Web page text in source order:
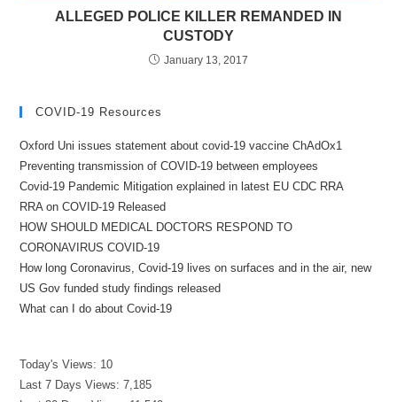
ALLEGED POLICE KILLER REMANDED IN
CUSTODY
January 13, 2017
COVID-19 Resources
Oxford Uni issues statement about covid-19 vaccine ChAdOx1
Preventing transmission of COVID-19 between employees
Covid-19 Pandemic Mitigation explained in latest EU CDC RRA
RRA on COVID-19 Released
HOW SHOULD MEDICAL DOCTORS RESPOND TO
CORONAVIRUS COVID-19
How long Coronavirus, Covid-19 lives on surfaces and in the air, new
US Gov funded study findings released
What can I do about Covid-19
Today's Views: 10
Last 7 Days Views:7,185